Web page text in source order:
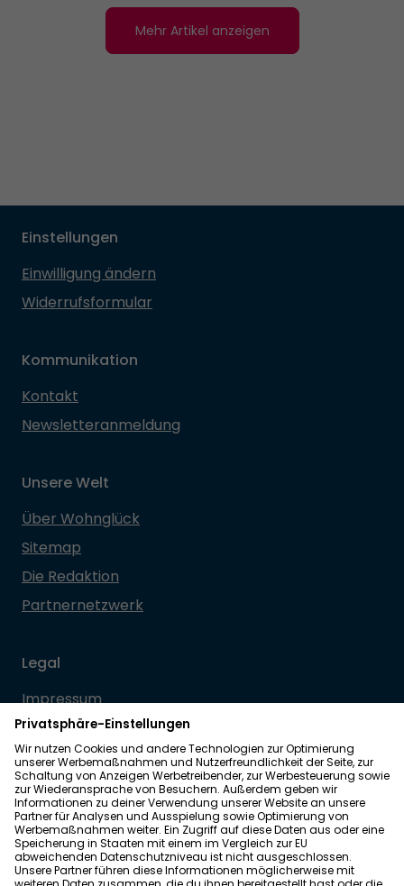
Mehr Artikel anzeigen
Einstellungen
Einwilligung ändern
Widerrufsformular
Kommunikation
Kontakt
Newsletteranmeldung
Unsere Welt
Über Wohnglück
Sitemap
Die Redaktion
Partnernetzwerk
Legal
Impressum
Datenschutz
Allgemeine Geschäftsbedingungen
Barrierefreiheit